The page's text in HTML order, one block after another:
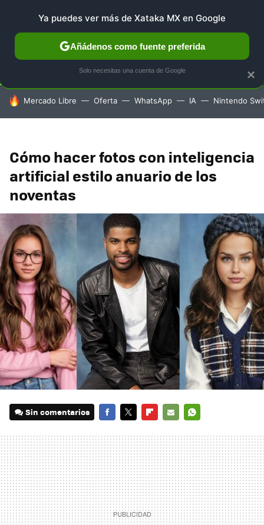
SELECCIÓN GAMING HOME AUTO TERRITORIO
HOY SE HABLA DE
Mercado Libre Oferta WhatsApp IA Nintendo
Cómo hacer fotos con inteligencia
artificial estilo anuario de los
noventas
Sin comentarios
MAIL
×
Ya puedes ver más de Xataka MX en Google
Añádenos como fuente preferida
Solo necesitas una cuenta de Google